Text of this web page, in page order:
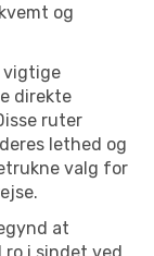
og
vigtige
direkte
ruter
lethed og
valg for
at